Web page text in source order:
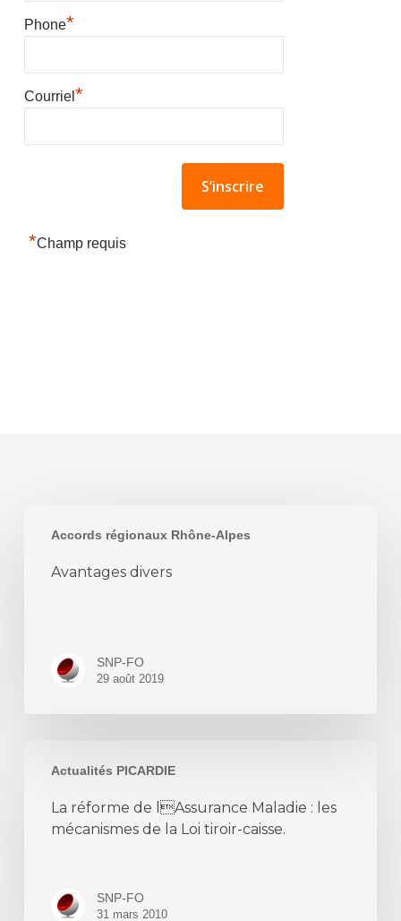
Phone*
Courriel *
*Champ requis
Accords régionaux Rhône-Alpes
divers
Avantages divers
SNP-FO
29 août 2019
Actualités PICARDIE
réforme
lAssurance
mécanismes
La réforme de lAssurance Maladie : les
mécanismes de la Loi tiroir-caisse.
SNP-FO
31 mars 2010